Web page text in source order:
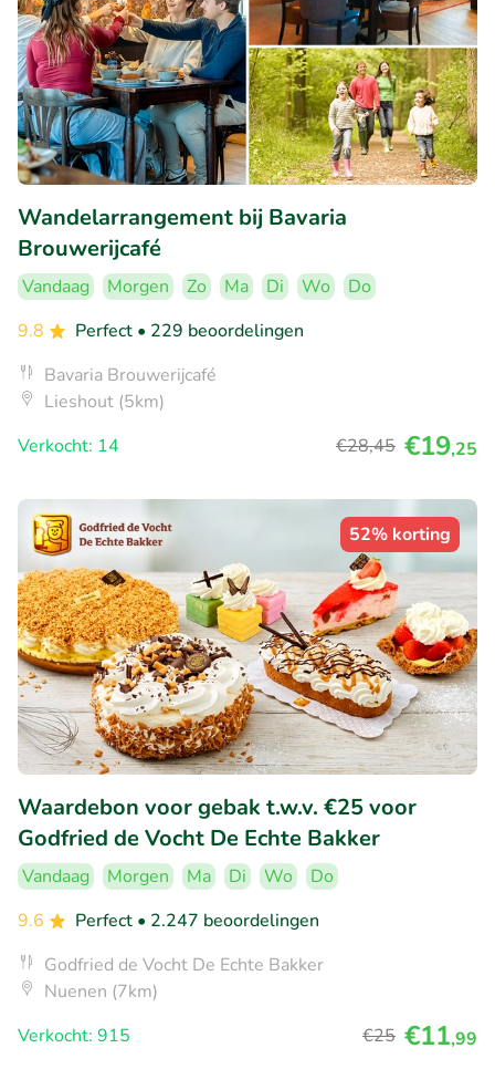
Wandelarrangement bij Bavaria
Brouwerijcafé
Vandaag Morgen Zo Ma Di Wo
Do
9.8
Perfect • 229 beoordelingen
Bavaria Brouwerijcafé
Lieshout (5km)
Verkocht: 14
€28,45 €19,25
52% korting
Waardebon voor gebak t.w.v. €25 voor
Godfried de Vocht De Echte Bakker
Vandaag Morgen Ma Di Wo
Do
9.6
Perfect • 2.247 beoordelingen
Godfried de Vocht De Echte Bakker
Nuenen (7km)
Verkocht: 915
€25 €11,99